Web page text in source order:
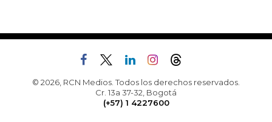
© 2026, RCN Medios. Todos los derechos reservados.
Cr. 13a 37-32, Bogotá
(+57) 1 4227600